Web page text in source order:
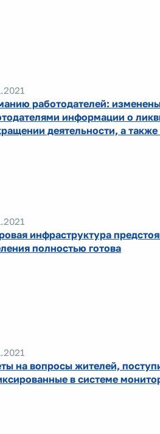
работодателей:
информации о
деятельности, а
инфраструктура
полностью готова
на вопросы жителей,
в системе